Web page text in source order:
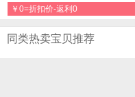
￥0=折扣价-返利0
同类热卖宝贝推荐